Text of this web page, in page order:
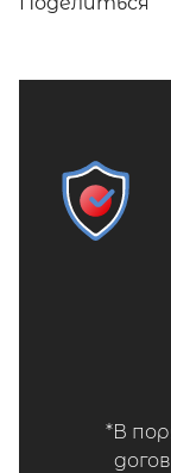
*В